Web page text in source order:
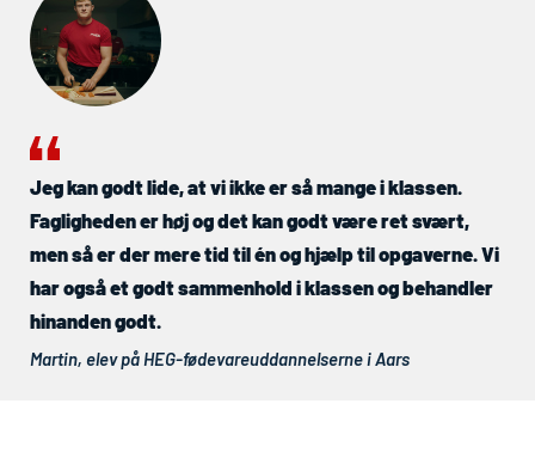
Jeg kan godt lide, at vi ikke er så mange i klassen.
Fagligheden er høj og det kan godt være ret svært,
men så er der mere tid til én og hjælp til opgaverne. Vi
har også et godt sammenhold i klassen og behandler
hinanden godt.
Martin, elev på HEG-fødevareuddannelserne i Aars